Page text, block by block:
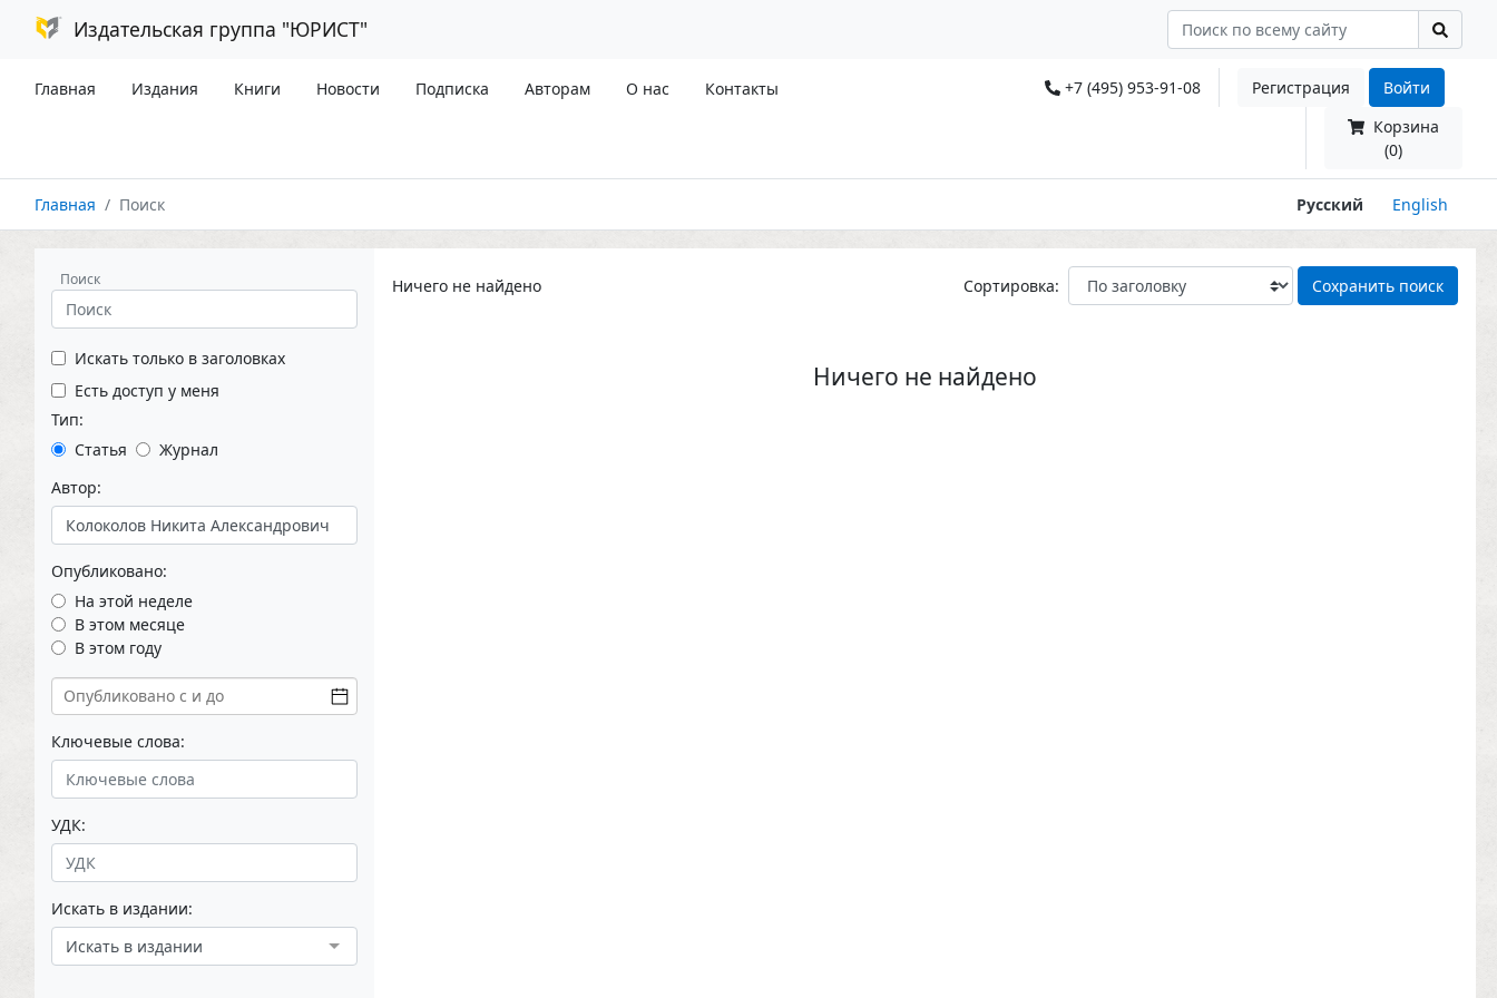
Издательская группа "ЮРИСТ"
Главная Издания Книги Новости Подписка Авторам О нас Контакты +7 (495) 953-91-08 Регистрация
Войти
Корзина
(0)
Главная Поиск Русский English
Поиск
Искать только в заголовках
Есть доступ у меня
Тип:
Статья
Журнал
Автор:
Опубликовано:
На этой неделе
В этом месяце
В этом году
Ключевые слова:
УДК:
Искать в издании:
Искать в издании
Ничего не найдено Сортировка: Сохранить поиск
Ничего не найдено